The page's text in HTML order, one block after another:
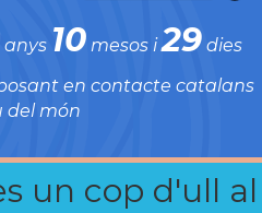
anys 10 mesos i29 dies
en contacte catalans
del món
un cop d'ull al